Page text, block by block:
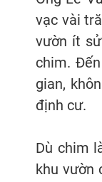
vạc vài
vườn ít
chim.
gian,
định cư.
Dù chim
khu vườn